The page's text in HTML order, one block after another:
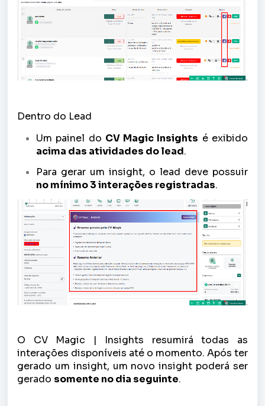
Dentro do Lead
Um painel do CV Magic Insights é exibido
acima das atividades do lead.
Para gerar um insight, o lead deve possuir
no mínimo 3 interações registradas.
O CV Magic | Insights resumirá todas as
interações disponíveis até o momento. Após ter
gerado um insight, um novo insight poderá ser
gerado somente no dia seguinte.